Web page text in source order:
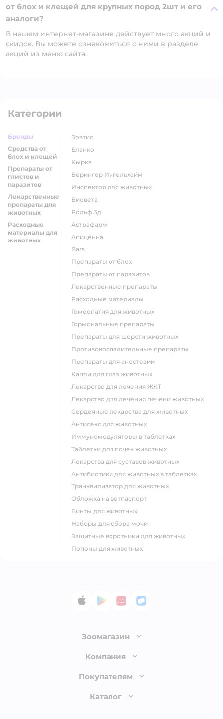
от блох и клещей для крупных пород 2шт и его
аналоги?
В нашем интернет-магазине действует много акций и
скидок. Вы можете ознакомиться с ними в разделе
акций из меню сайта.
Категории
Бренды
Средства от
блох и клещей
Препараты от
глистов и
паразитов
Лекарственные
препараты для
животных
Расходные
материалы для
животных
Зоэтис
Еланко
Кырка
Берингер Ингельхайм
Инспектор для животных
Биовета
Рольф 3д
Астрафарм
Апиценна
Bars
Препараты от блох
Препараты от паразитов
Лекарственные препараты
Расходные материалы
Гомеопатия для животных
Гормональные препараты
Препараты для шерсти животных
Противовоспалительные препараты
Препараты для анестезии
Капли для глаз животных
Лекарство для лечения ЖКТ
Лекарство для лечения печени животных
Сердечные лекарства для животных
Антисекс для животных
Иммуномодуляторы в таблетках
Таблетки для почек животных
Лекарства для суставов животных
Антибиотики для животных в таблетках
Транквилизатор для животных
Обложка на ветпаспорт
Бинты для животных
Наборы для сбора мочи
Защитные воротники для животных
Попоны для животных
App StoreGoogle Play
AppGallery
RuStore
Зоомагазин
Лицензия
Доставка и оплата
Обмен и возврат товара
Компания
О компании
Покупателям
Бонусные карты
Каталог